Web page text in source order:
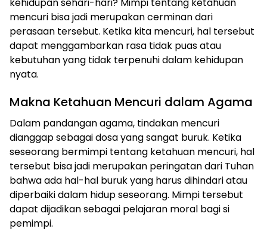
mencuri bisa jadi merupakan cerminan dari
perasaan tersebut. Ketika kita mencuri, hal tersebut
dapat menggambarkan rasa tidak puas atau
kebutuhan yang tidak terpenuhi dalam kehidupan
nyata.
Makna Ketahuan Mencuri dalam Agama
Dalam pandangan agama, tindakan mencuri
dianggap sebagai dosa yang sangat buruk. Ketika
seseorang bermimpi tentang ketahuan mencuri, hal
tersebut bisa jadi merupakan peringatan dari Tuhan
bahwa ada hal-hal buruk yang harus dihindari atau
diperbaiki dalam hidup seseorang. Mimpi tersebut
dapat dijadikan sebagai pelajaran moral bagi si
pemimpi.